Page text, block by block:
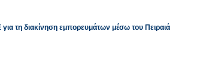
τη διακίνηση εμπορευμάτων μέσω του Πειραιά